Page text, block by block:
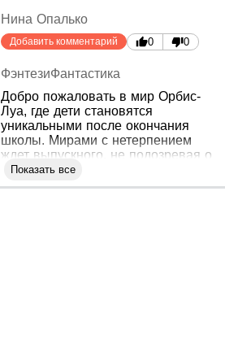
Нина Опалько
Добавить комментарий 0 0
ФэнтезиФантастика
Добро пожаловать в мир Орбис-
Луа, где дети становятся
уникальными после окончания
школы. Мирами с нетерпением
ждет выпускного, не подозревая о
неуправляемом даре и
преследованиях, которые скоро
Показать все